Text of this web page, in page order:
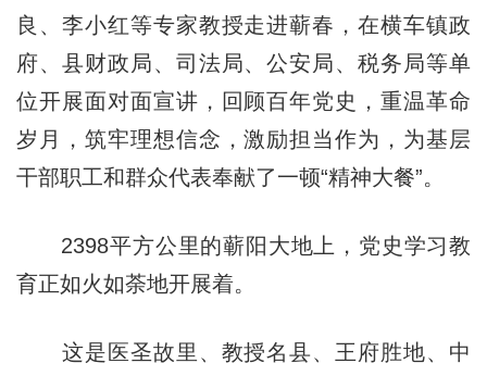
良、李小红等专家教授走进蕲春，在横车镇政
府、县财政局、司法局、公安局、税务局等单
位开展面对面宣讲，回顾百年党史，重温革命
岁月，筑牢理想信念，激励担当作为，为基层
干部职工和群众代表奉献了一顿“精神大餐”。
2398平方公里的蕲阳大地上，党史学习教
育正如火如荼地开展着。
这是医圣故里、教授名县、王府胜地、中